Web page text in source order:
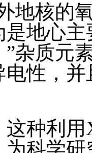
地核的
是地心
杂质元
电性，
种利